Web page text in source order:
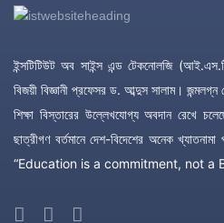
ইন্সটিটিউট অব সাইন্স এন্ড টেকনোলজি
বিজয়ী বিজ্ঞানী প্রফেসর ড. আব্দুস সালাম। জন্মলগ্ন
শিক্ষা বিস্তারের উল্লেখযোগ্য অবদান রেখে
ছাত্রীগণ বর্তমানে দেশ-বিদেশের অনেক
“Education is a commitment, not a